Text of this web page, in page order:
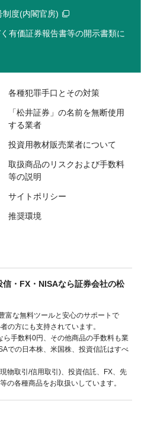
制度(内閣官房)
有価証券報告書等の開示書類に
各種犯罪手口とその対策
「松井証券」の名前を無断使用
する業者
投資用教材販売業者について
取扱商品のリスクおよび手数料
等の説明
サイトポリシー
推奨環境
・FX・NISAなら証券会社の松
富な無料ツールと安心のサポートで
の方にも支持されています。
手数料0円、その他商品の手数料も業
での日本株、米国株、投資信託はすべ
物取引/信用取引)、投資信託、FX、先
の各種商品をお取扱いしています。